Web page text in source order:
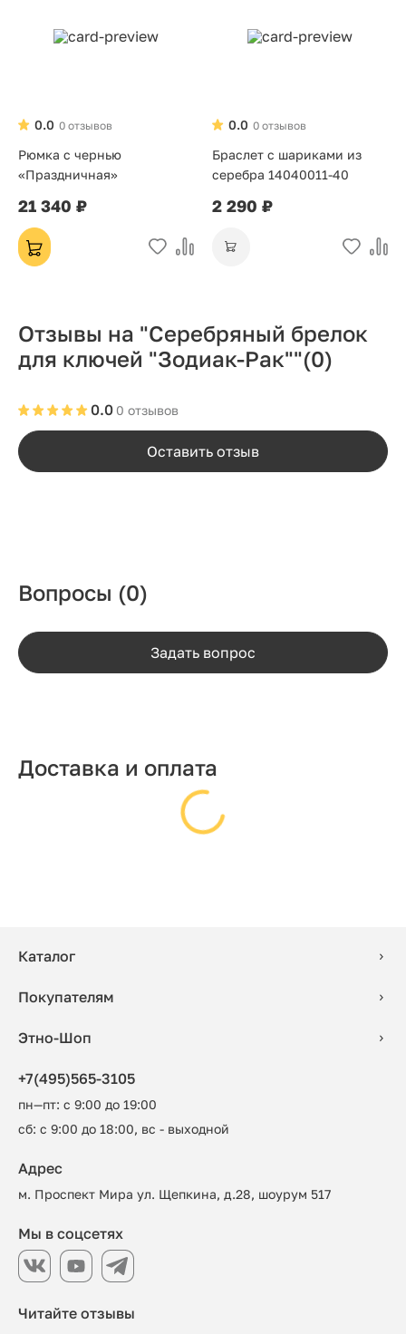
0 отзывов
0.0
Рюмка с чернью
«Праздничная»
21 340 ₽
0 отзывов
0.0
Браслет с шариками из
серебра 14040011-40
2 290 ₽
Отзывы на "Серебряный брелок
для ключей "Зодиак-Рак""(0)
0 отзывов
0.0
Оставить отзыв
Вопросы (0)
Задать вопрос
Доставка и оплата
Каталог
Покупателям
Этно-Шоп
+7(495)565-3105
пн—пт: с 9:00 до 19:00
сб: с 9:00 до 18:00, вс - выходной
Читайте отзывы
Адрес
м. Проспект Мира ул. Щепкина, д.28, шоурум 517
Мы в соцсетях